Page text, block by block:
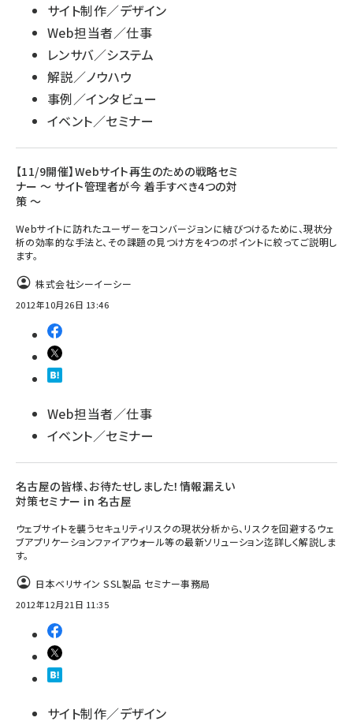
サイト制作／デザイン
Web担当者／仕事
レンサバ／システム
解説／ノウハウ
事例／インタビュー
イベント／セミナー
【11/9開催】Webサイト再生のための戦略セミ
ナー ～ サイト管理者が今 着手すべき4つの対
策 ～
Webサイトに訪れたユーザーをコンバージョンに結びつけるために、現状分
析の効率的な手法と、その課題の見つけ方を4つのポイントに絞ってご説明し
ます。
株式会社シーイーシー
2012年10月26日 13:46
Web担当者／仕事
イベント／セミナー
名古屋の皆様、お待たせしました！情報漏えい
対策セミナー in 名古屋
ウェブサイトを襲うセキュリティリスクの現状分析から、リスクを回避するウェ
ブアプリケーションファイアウォール等の最新ソリューション迄詳しく解説しま
す。
日本ベリサイン SSL製品 セミナー事務局
2012年12月21日 11:35
サイト制作／デザイン